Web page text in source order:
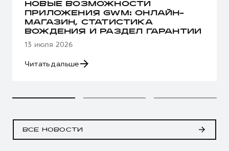
НОВЫЕ ВОЗМОЖНОСТИ
ПРИЛОЖЕНИЯ GWM: ОНЛАЙН-
МАГАЗИН, СТАТИСТИКА
ВОЖДЕНИЯ И РАЗДЕЛ ГАРАНТИИ
13 июля 2026
Читать дальше
ВСЕ НОВОСТИ